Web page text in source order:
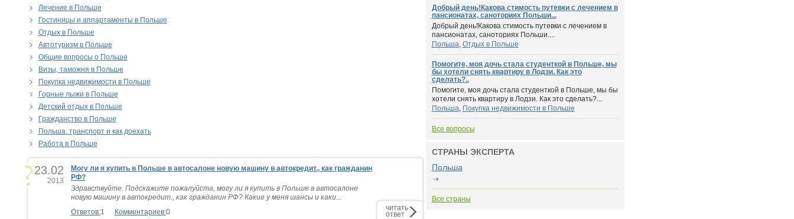
Лечение в Польше
Гостиницы и аппартаменты в Польше
Отдых в Польше
Автотуризм в Польше
Общие вопросы о Польше
Визы, таможня в Польше
Покупка недвижимости в Польше
Горные лыжи в Польше
Детский отдых в Польше
Гражданство в Польше
Польша: транспорт и как доехать
Работа в Польше
23.02
2013
Могу ли я купить в Польше в автосалоне новую машину в автокредит., как гражданин
РФ?
Здравствуйте. Подскажите пожалуйста, могу ли я купить в Польше в автосалоне
новую машину в автокредит., как гражданин РФ? Какие у меня шансы и каки...
Ответов:1 Комментариев:0 читать
ответ
Добрый день!Какова стимость путевки с лечением в
пансионатах, саноториях Польши...
Добрый день!Какова стимость путевки с лечением в
пансионатах, саноториях Польши....
Польша, Отдых в Польше
Помогите, моя дочь стала студенткой в Польше, мы
бы хотели снять квартиру в Лодзи. Как это
сделать?..
Помогите, моя дочь стала студенткой в Польше, мы бы
хотели снять квартиру в Лодзи. Как это сделать?...
Польша, Покупка недвижимости в Польше
Все вопросы
СТРАНЫ ЭКСПЕРТА
Польша
Все страны